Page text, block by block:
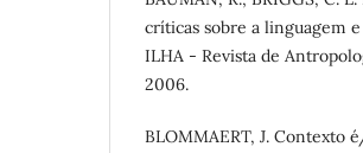
críticas sobre a linguagem
ILHA - Revista de
2006.
BLOMMAERT, J. Contexto